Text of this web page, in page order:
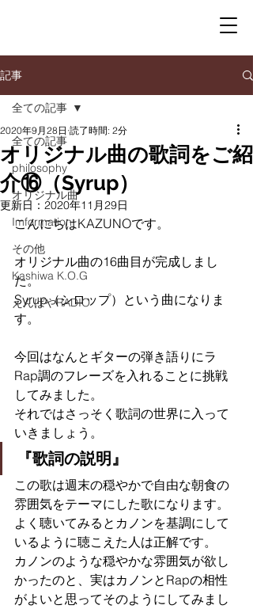
記事
全ての記事
philosophy
オリジナル曲
Imformation
その他
Kashiwa K.O.G
えんぱやRADIO
全ての記事
オリジナル曲の歌詞をご紹
介⑯（Syrup）
2020年9月28日 読了時間: 2分
更新日： 2020年11月29日
こんにちはKAZUNOです。
オリジナル曲の16曲目が完成しまし
た。
Syrup（シロップ）という曲になりま
す。
今回はなんとギターの弾き語りにラ
Rap調のフレーズを入れることに挑戦
してみました。
それではさっそく歌詞の世界に入って
いきましょう。
『歌詞の説明』
この歌は週末の穏やかで自由な朝食の
雰囲気をテーマにした歌になります。
よく聴いてみるとカノンを基調にして
いるように聴こえた人は正解です。
カノンのような穏やかな雰囲気が欲し
かったのと、実はカノンとRapの相性
がよいと思ってそのようにしてみまし